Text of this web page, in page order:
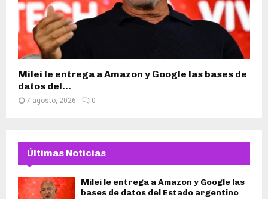
Milei le entrega a Amazon y Google las bases de
datos del...
7 agosto, 2026 0
Últimas Noticias
Milei le entrega a Amazon y Google las
bases de datos del Estado argentino